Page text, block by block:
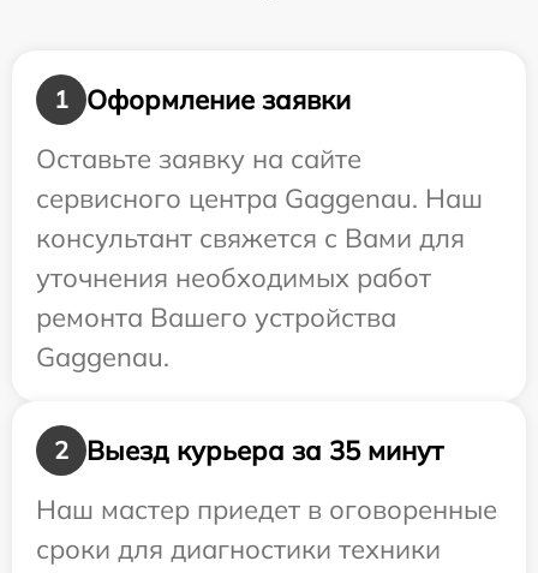
1
Оформление заявки
Оставьте заявку на сайте
сервисного центра Gaggenau. Наш
консультант свяжется с Вами для
уточнения необходимых работ
ремонта Вашего устройства
Gaggenau.
2
Выезд курьера за 35 минут
Наш мастер приедет в оговоренные
сроки для диагностики техники